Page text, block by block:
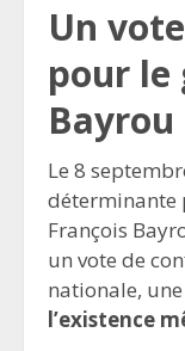
Un
pour le
Bayrou
Le 8
déterminante
François
un vote de
nationale,
l’existence